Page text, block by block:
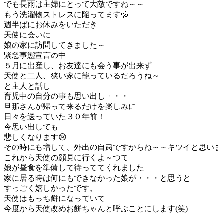
でも長雨は主婦にとって大敵ですね～～
もう洗濯物ストレスに陥ってます💦
週半ばにお休みをいただき
天使に会いに
娘の家に訪問してきました～
緊急事態宣言の中
５月に出産し、お友達にも会う事が出来ず
天使と二人、狭い家に籠っているだろうね～
と主人と話し
育児中の自分の事も思い出し・・・
旦那さんが帰って来るだけを楽しみに
日々を送っていた３０年前！
今思い出しても
悲しくなります😢
その時にも増して、外出の自粛ですからね～～キツイと思い
これから天使の顔見に行くよ～つて
娘が昼食を準備して待っててくれました
家に居る時は何にもできなかった娘が・・・と思うと
すっごく嬉しかったです。
天使はもっち餅になっていて
今度から天使改めお餅ちゃんと呼ぶことにします(笑)